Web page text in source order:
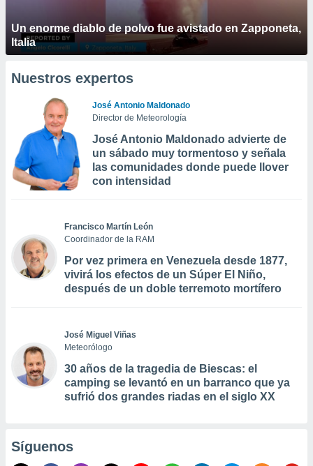
Un enorme diablo de polvo fue avistado en Zapponeta,
Italia
Nuestros expertos
José Antonio Maldonado
Director de Meteorología
José Antonio Maldonado advierte de
un sábado muy tormentoso y señala
las comunidades donde puede llover
con intensidad
Francisco Martín León
Coordinador de la RAM
Por vez primera en Venezuela desde 1877,
vivirá los efectos de un Súper El Niño,
después de un doble terremoto mortífero
José Miguel Viñas
Meteorólogo
30 años de la tragedia de Biescas: el
camping se levantó en un barranco que ya
sufrió dos grandes riadas en el siglo XX
Síguenos